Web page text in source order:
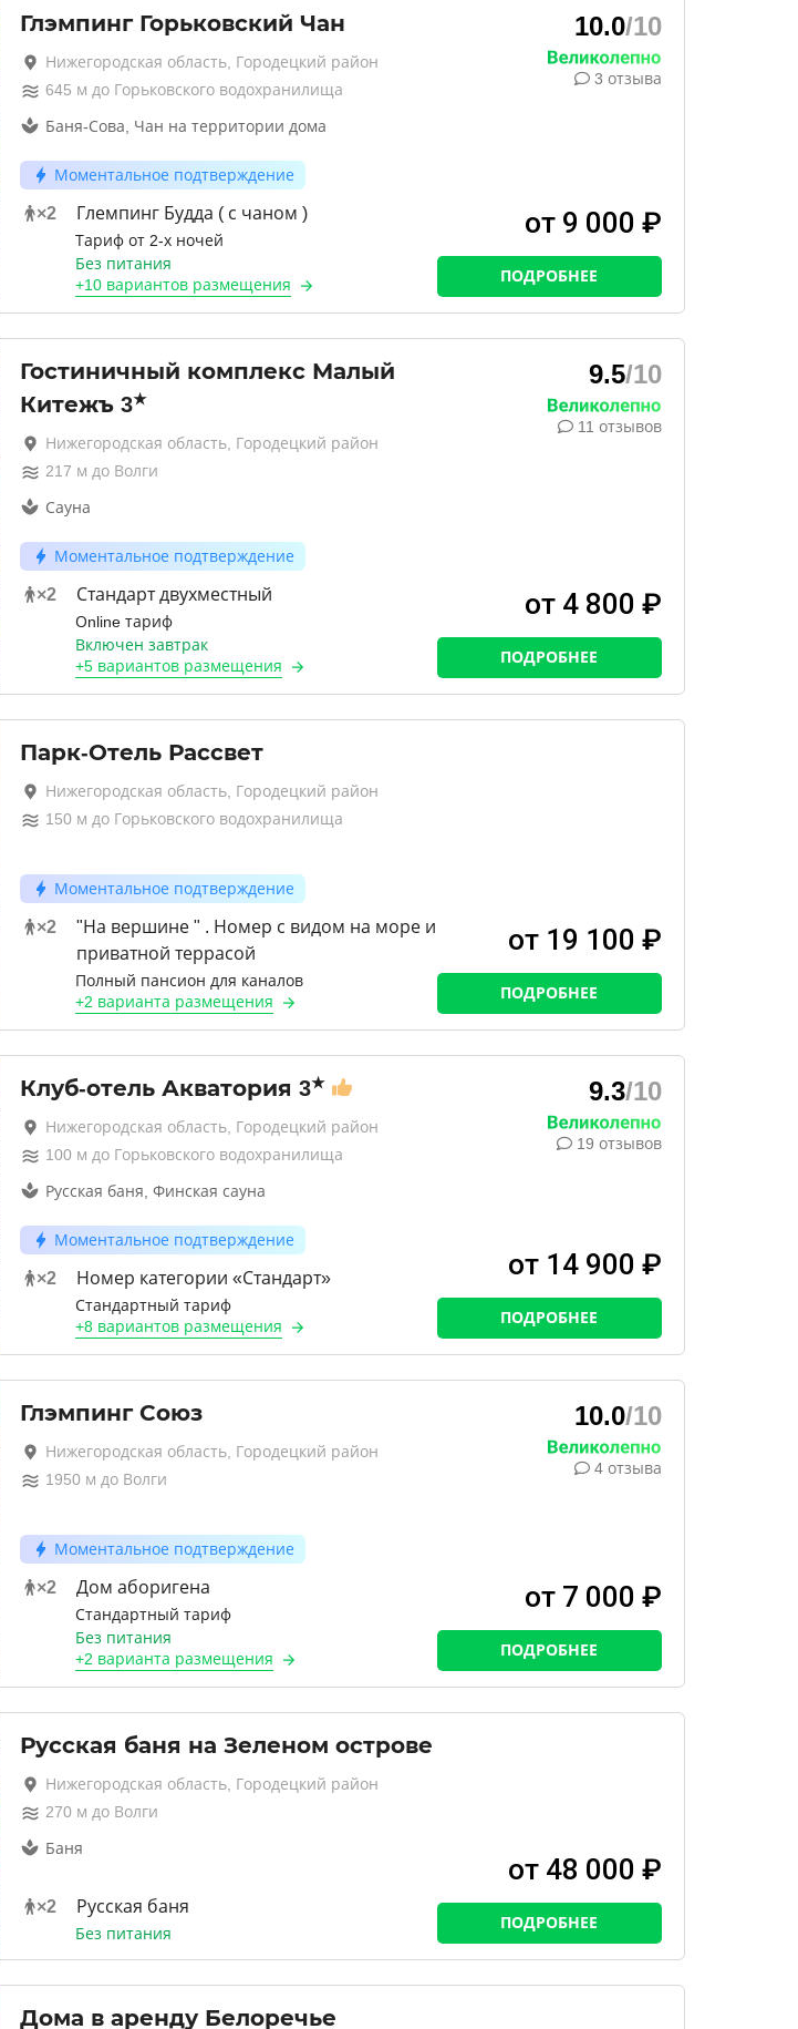
Глэмпинг Горьковский Чан
Нижегородская область, Городецкий район
645 м до Горьковского водохранилища
Баня-Сова, Чан на территории дома
Моментальное подтверждение
×2 Глемпинг Будда ( с чаном )
Тариф от 2-х ночей
Без питания
+10 вариантовразмещения
10.0/10
3 отзыва
от 9 000 ₽
ПОДРОБНЕЕ
Гостиничный комплекс Малый
Китежъ 3★
Нижегородская область, Городецкий район
217 м до Волги
Сауна
Моментальное подтверждение
×2 Стандарт двухместный
Оnline тариф
Включен завтрак
+5 вариантовразмещения
9.5/10
11 отзывов
от 4 800 ₽
ПОДРОБНЕЕ
Парк-Отель Рассвет
Нижегородская область, Городецкий район
150 м до Горьковского водохранилища
Моментальное подтверждение
×2
"На вершине " . Номер с видом на море и
приватной террасой
Полный пансион для каналов
+2 варианта размещения
от 19 100 ₽
ПОДРОБНЕЕ
Клуб-отель Акватория 3★
Нижегородская область, Городецкий район
100 м до Горьковского водохранилища
Русская баня, Финская сауна
Моментальное подтверждение
×2 Номер категории «Стандарт»
Стандартный тариф
+8 вариантовразмещения
9.3/10
19 отзывов
от 14 900 ₽
ПОДРОБНЕЕ
Глэмпинг Союз
Нижегородская область, Городецкий район
1950 м до Волги
Моментальное подтверждение
×2 Дом аборигена
Стандартный тариф
Без питания
+2 варианта размещения
10.0/10
4 отзыва
от 7 000 ₽
ПОДРОБНЕЕ
Русская баня на Зеленом острове
Нижегородская область, Городецкий район
270 м до Волги
Баня
×2 Русская баня
Без питания
от 48 000 ₽
ПОДРОБНЕЕ
Дома в аренду Белоречье